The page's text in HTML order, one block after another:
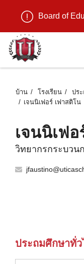
Board of
บ้าน โรงเรียน ปร
เจนนิเฟอร์ เฟาสติโน
เจนนิเฟ
วิทยากรกระบวน
ประถมศึกษาทั่ว